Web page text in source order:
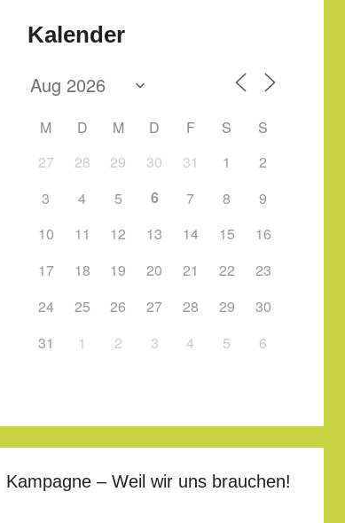
Kalender
M D M D F S
S
27
28 29 30 31 1
2
3
4 5 6 7 8
9
10
11 12 13 14 15
16
17
18 19 20 21 22
23
24
25 26 27 28 29
30
31
1 2 3 4 5 6
Kampagne – Weil wir uns brauchen!